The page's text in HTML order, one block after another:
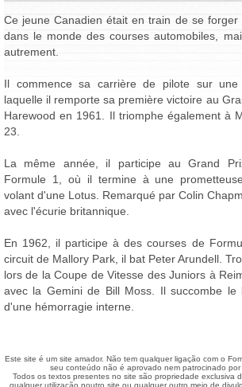
Ce jeune Canadien était en train de se forger
dans le monde des courses automobiles,
autrement.
Il commence sa carrière de pilote sur une
laquelle il remporte sa première victoire au
Harewood en 1961. Il triomphe également à
23.
La même année, il participe au Grand
Formule 1, où il termine à une
volant d'une Lotus. Remarqué par Colin
avec l'écurie britannique.
En 1962, il participe à des courses de
circuit de Mallory Park, il bat Peter Arundell.
lors de la Coupe de Vitesse des Juniors à
avec la Gemini de Bill Moss. Il succombe le
d'une hémorragie interne.
Este site é um site amador. Não tem qualquer ligação com o
seu conteúdo não é aprovado nem patrocinado por
Todos os textos presentes no site são propriedade exclusiva
qualquer utilização noutro site ou qualquer outro meio de